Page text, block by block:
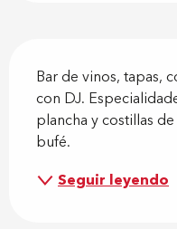
Bar de vinos, tapas,
con DJ.
plancha y costillas
bufé.
Seguir leyendo